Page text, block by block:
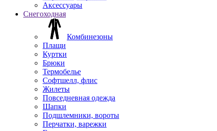
Аксессуары
Снегоходная
Комбинезоны
Плащи
Куртки
Брюки
Термобелье
Софтшелл, флис
Жилеты
Повседневная одежда
Шапки
Подшлемники, вороты
Перчатки, варежки